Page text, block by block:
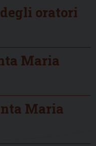
oratori
Maria
Maria